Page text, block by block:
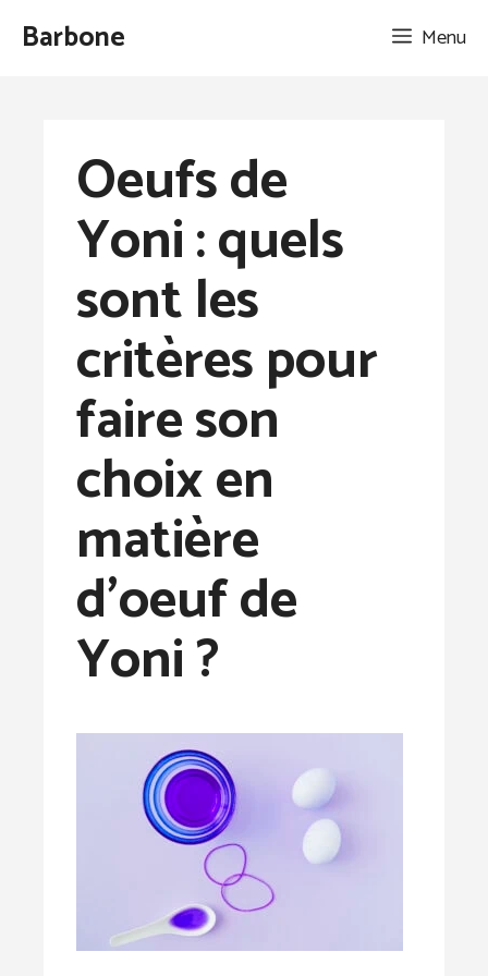
AllerBarbone Menu
Oeufs de
Yoni : quels
sont les
critères pour
faire son
choix en
matière
d’oeuf de
Yoni ?